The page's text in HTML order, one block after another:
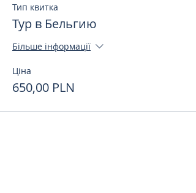
Тип квитка
Тур в Бельгию
Більше інформації
Ціна
650,00 PLN